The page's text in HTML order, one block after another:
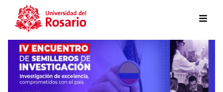
Skip to main content